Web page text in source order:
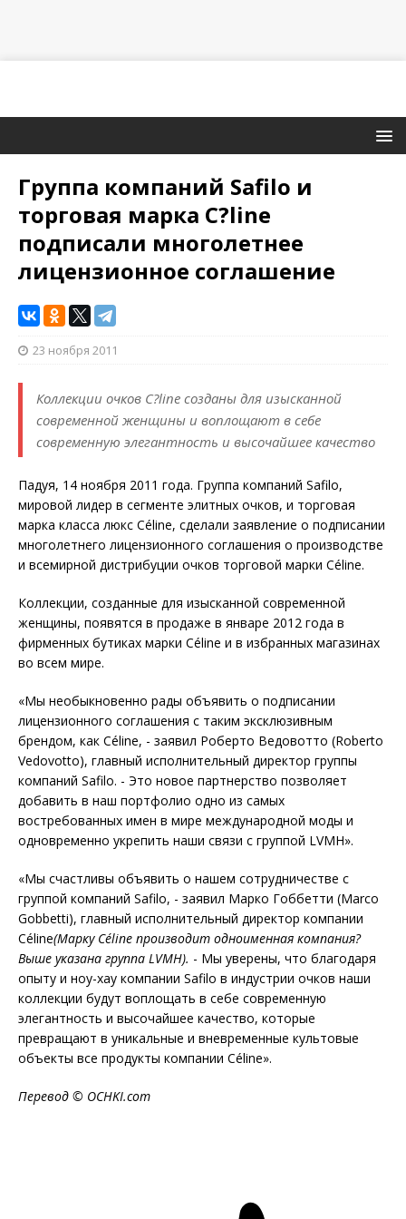
Группа компаний Safilo и
торговая марка C?line
подписали многолетнее
лицензионное соглашение
23 ноября 2011
Коллекции очков C?line созданы для изысканной
современной женщины и воплощают в себе
современную элегантность и высочайшее качество
Падуя, 14 ноября 2011 года. Группа компаний Safilo,
мировой лидер в сегменте элитных очков, и торговая
марка класса люкс Céline, сделали заявление о подписании
многолетнего лицензионного соглашения о производстве
и всемирной дистрибуции очков торговой марки Céline.
Коллекции, созданные для изысканной современной
женщины, появятся в продаже в январе 2012 года в
фирменных бутиках марки Céline и в избранных магазинах
во всем мире.
«Мы необыкновенно рады объявить о подписании
лицензионного соглашения с таким эксклюзивным
брендом, как Céline, - заявил Роберто Ведовотто (Roberto
Vedovotto), главный исполнительный директор группы
компаний Safilo. - Это новое партнерство позволяет
добавить в наш портфолио одно из самых
востребованных имен в мире международной моды и
одновременно укрепить наши связи с группой LVMH».
«Мы счастливы объявить о нашем сотрудничестве с
группой компаний Safilo, - заявил Марко Гоббетти (Marco
Gobbetti), главный исполнительный директор компании
Céline(Марку Céline производит одноименная компания?
Выше указана группа LVMH). - Мы уверены, что благодаря
опыту и ноу-хау компании Safilo в индустрии очков наши
коллекции будут воплощать в себе современную
элегантность и высочайшее качество, которые
превращают в уникальные и вневременные культовые
объекты все продукты компании Céline».
Перевод © OCHKI.com